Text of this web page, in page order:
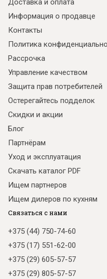
Доставка и оплата
Информация о продавце
Контакты
Политика
Рассрочка
Управление качеством
Защита прав потребителей
Остерегайтесь подделок
Скидки и акции
Блог
Партнёрам
Уход и эксплуатация
Скачать каталог PDF
Ищем партнеров
Ищем дилеров по кухням
Связаться с нами
+375 (44) 750-74-60
+375 (17) 551-62-00
+375 (29) 605-57-57
+375 (29) 805-57-57